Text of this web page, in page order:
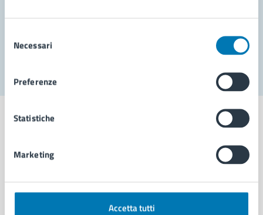
delNecessari
Preferenze
Statistiche
Marketing
Accetta tutti
Segnala disservizio
Comune di Napoli
AMMINISTRAZIONE